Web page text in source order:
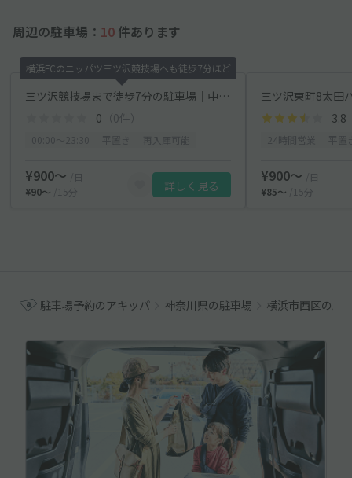
周辺の駐車場： 10 件あります
横浜FCのニッパツ三ツ沢競技場へも徒歩7分ほど
三ツ沢競技場まで徒歩7分の駐車場｜中型車OK
0 （0件）
¥900〜
/日
¥90〜
/15分 詳しく見る
3.8
¥900〜
/日
¥85〜
/15分
駐車場予約のアキッパ 神奈川県の駐車場 横浜市西区の駐